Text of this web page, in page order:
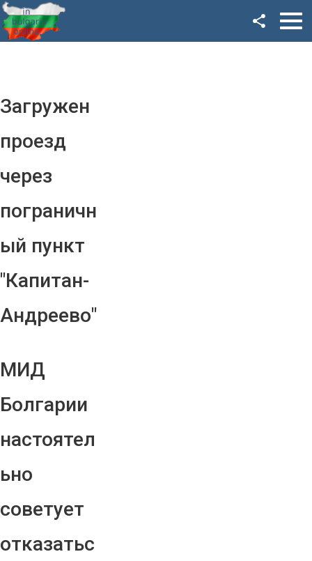
Загружен
проезд
через
пограничн
ый пункт
"Капитан-
Андреево"
МИД
Болгарии
настоятел
ьно
советует
отказатьс